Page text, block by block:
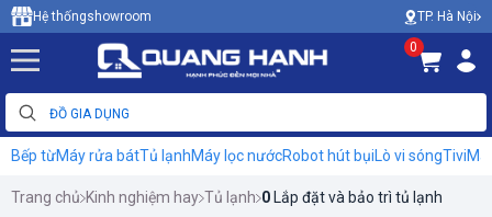
Hệ thốngshowroom TP. Hà Nội
0
Bếp từMáy rửa bátTủ lạnhMáy lọc nướcRobot hút bụiLò vi sóngTivi
Trang chủ Kinh nghiệm hay Tủ lạnh 0 Lắp đặt và bảo trì tủ lạnh